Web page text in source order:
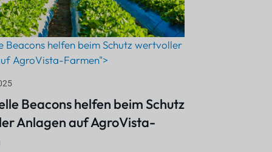
Beacons helfen beim Schutz wertvoller
AgroVista-Farmen">
Beacons helfen beim Schutz
Anlagen auf AgroVista-